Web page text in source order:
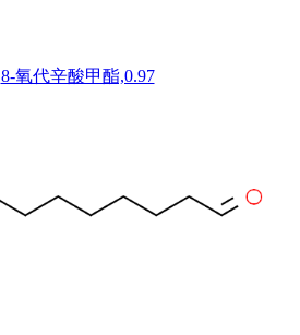
8-氧代辛酸甲酯,0.97